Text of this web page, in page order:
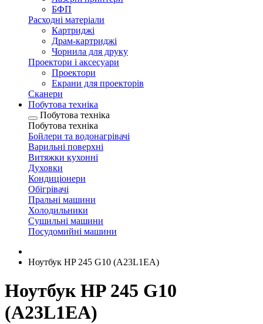
БФП
Расходні матеріали
Картриджі
Драм-картриджі
Чорнила для друку
Проектори і аксесуари
Проектори
Екрани для проекторів
Сканери
Побутова техніка
Побутова техніка
Побутова техніка
Бойлери та водонагрівачі
Варильні поверхні
Витяжки кухонні
Духовки
Кондиціонери
Обігрівачі
Пральні машини
Холодильники
Сушильні машини
Посудомийні машини
Ноутбук HP 245 G10 (A23L1EA)
Ноутбук HP 245 G10
(A23L1EA)